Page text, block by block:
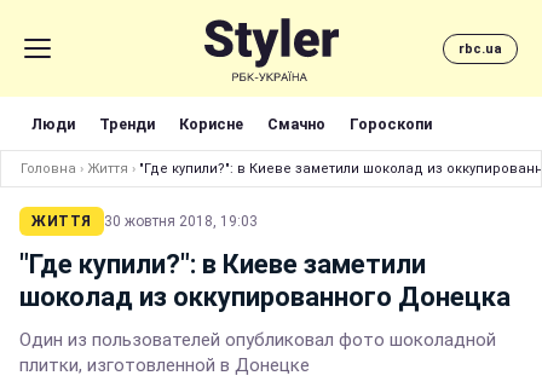
rbc.ua
Люди Тренди Корисне Смачно Гороскопи
Головна › Життя › "Где купили?": в Киеве заметили шоколад из
ЖИТТЯ 30 жовтня 2018, 19:03
"Где купили?": в Киеве заметили
шоколад из оккупированного Донецка
Один из пользователей опубликовал фото шоколадной
плитки, изготовленной в Донецке